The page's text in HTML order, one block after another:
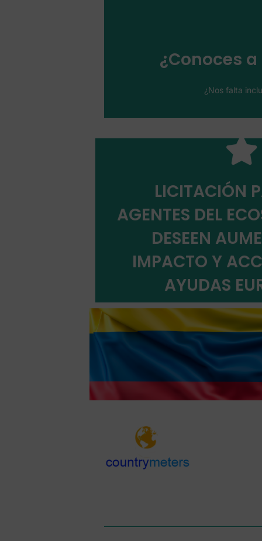
¿Conoces
¿Nos falta
LICITACIÓN
AGENTES DEL
DESEEN
IMPACTO Y
AYUDAS
Presentar